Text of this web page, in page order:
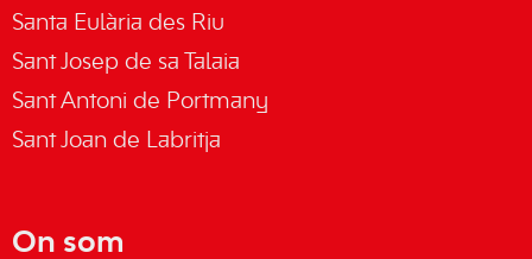
Santa Eulària des Riu
Sant Josep de sa Talaia
Sant Antoni de Portmany
Sant Joan de Labritja
On som